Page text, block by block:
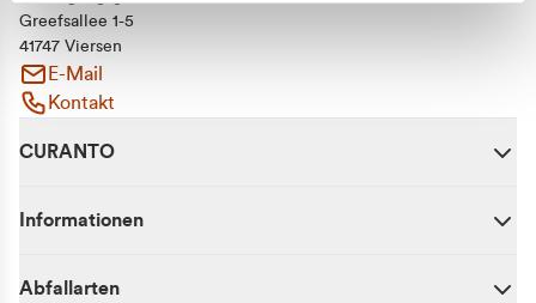
Greefsallee 1-5
41747 Viersen
E-Mail
Kontakt
CURANTO
Informationen
Abfallarten